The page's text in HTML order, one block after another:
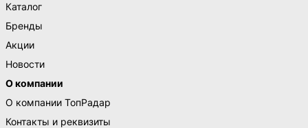
Каталог
Бренды
Акции
Новости
О компании
О компании ТопРадар
Контакты и реквизиты